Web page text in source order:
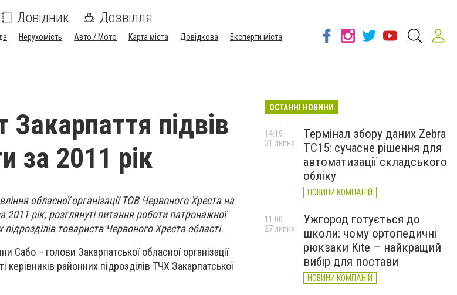
Довідник Дозвілля
Нерухомість Авто / Мото Карта міста Довідкова
Експерти міста
підвів
за 2011 рік
обласної організації ТОВ Червоного Хреста на
рік, розглянуті питання роботи патронажної
товариств Червоного Хреста області.
Сабо – голови Закарпатської обласної організації
районних підрозділів ТЧХ Закарпатської
ОСТАННІ НОВИНИ
Термінал збору даних Zebra
TC15: сучасне рішення для
автоматизації складського
обліку
НОВИНИ КОМПАНІЙ
14:19
31 липня
Ужгород готується до
школи: чому ортопедичні
рюкзаки Kite – найкращий
вибір для постави
НОВИНИ КОМПАНІЙ
11:00
27 липня